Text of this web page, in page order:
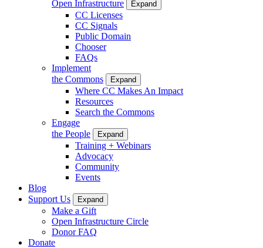
Open Infrastructure
Expand
CC Licenses
CC Signals
Public Domain
Chooser
FAQs
Implement
the Commons
Expand
Where CC Makes An Impact
Resources
Search the Commons
Engage
the People
Expand
Training + Webinars
Advocacy
Community
Events
Blog
Support Us
Expand
Make a Gift
Open Infrastructure Circle
Donor FAQ
Donate